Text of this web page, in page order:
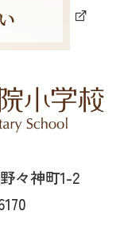
々神町1-2